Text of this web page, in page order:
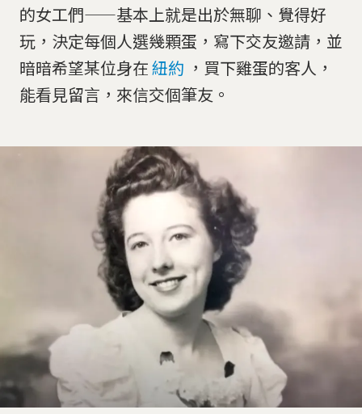
的女工們——基本上就是出於無聊、覺得好
玩，決定每個人選幾顆蛋，寫下交友邀請，並
暗暗希望某位身在紐約 ，買下雞蛋的客人，
能看見留言，來信交個筆友。